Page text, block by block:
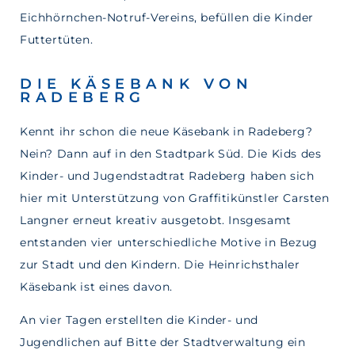
Eichhörnchen-Notruf-Vereins, befüllen die Kinder
Futtertüten.
DIE KÄSEBANK VON
RADEBERG
Kennt ihr schon die neue Käsebank in Radeberg?
Nein? Dann auf in den Stadtpark Süd. Die Kids des
Kinder- und Jugendstadtrat Radeberg haben sich
hier mit Unterstützung von Graffitikünstler Carsten
Langner erneut kreativ ausgetobt. Insgesamt
entstanden vier unterschiedliche Motive in Bezug
zur Stadt und den Kindern. Die Heinrichsthaler
Käsebank ist eines davon.
An vier Tagen erstellten die Kinder- und
Jugendlichen auf Bitte der Stadtverwaltung ein